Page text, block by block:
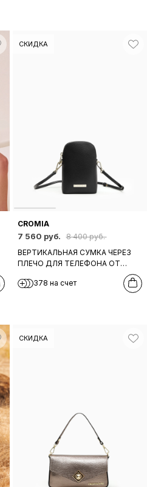
СКИДКА
CROMIA
7 560 руб.
8 400 руб.
ВЕРТИКАЛЬНАЯ СУМКА ЧЕРЕЗ
ПЛЕЧО ДЛЯ ТЕЛЕФОНА ОТ
ЧЕРНОЙ КОЖИ
378 на счет
СКИДКА